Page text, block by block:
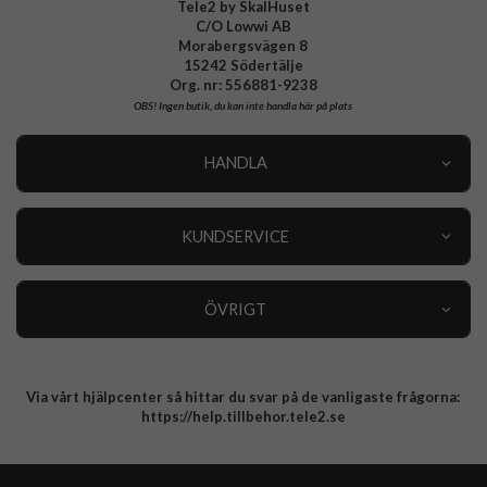
Tele2 by SkalHuset
C/O Lowwi AB
Morabergsvägen 8
15242 Södertälje
Org. nr: 556881-9238
OBS!Ingen butik, du kan inte handla här på plats
HANDLA
KUNDSERVICE
ÖVRIGT
Integritetspolicy
Via vårt hjälpcenter så hittar du svar på de vanligaste frågorna:
https://help.tillbehor.tele2.se